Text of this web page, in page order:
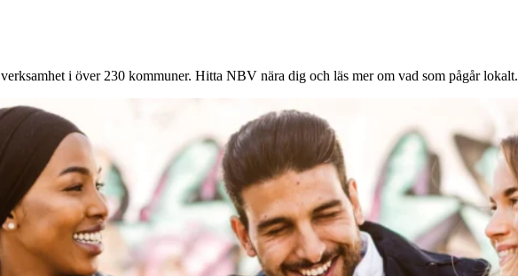
i över 230 kommuner. Hitta NBV nära dig och läs mer om vad som pågår lokalt.